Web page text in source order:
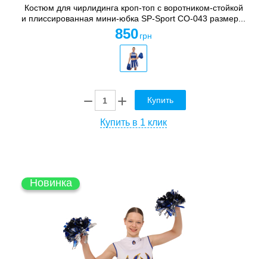
Костюм для чирлидинга кроп-топ с воротником-стойкой
и плиссированная мини-юбка SP-Sport CO-043 размер...
850 грн
Купить
Купить в 1 клик
Новинка